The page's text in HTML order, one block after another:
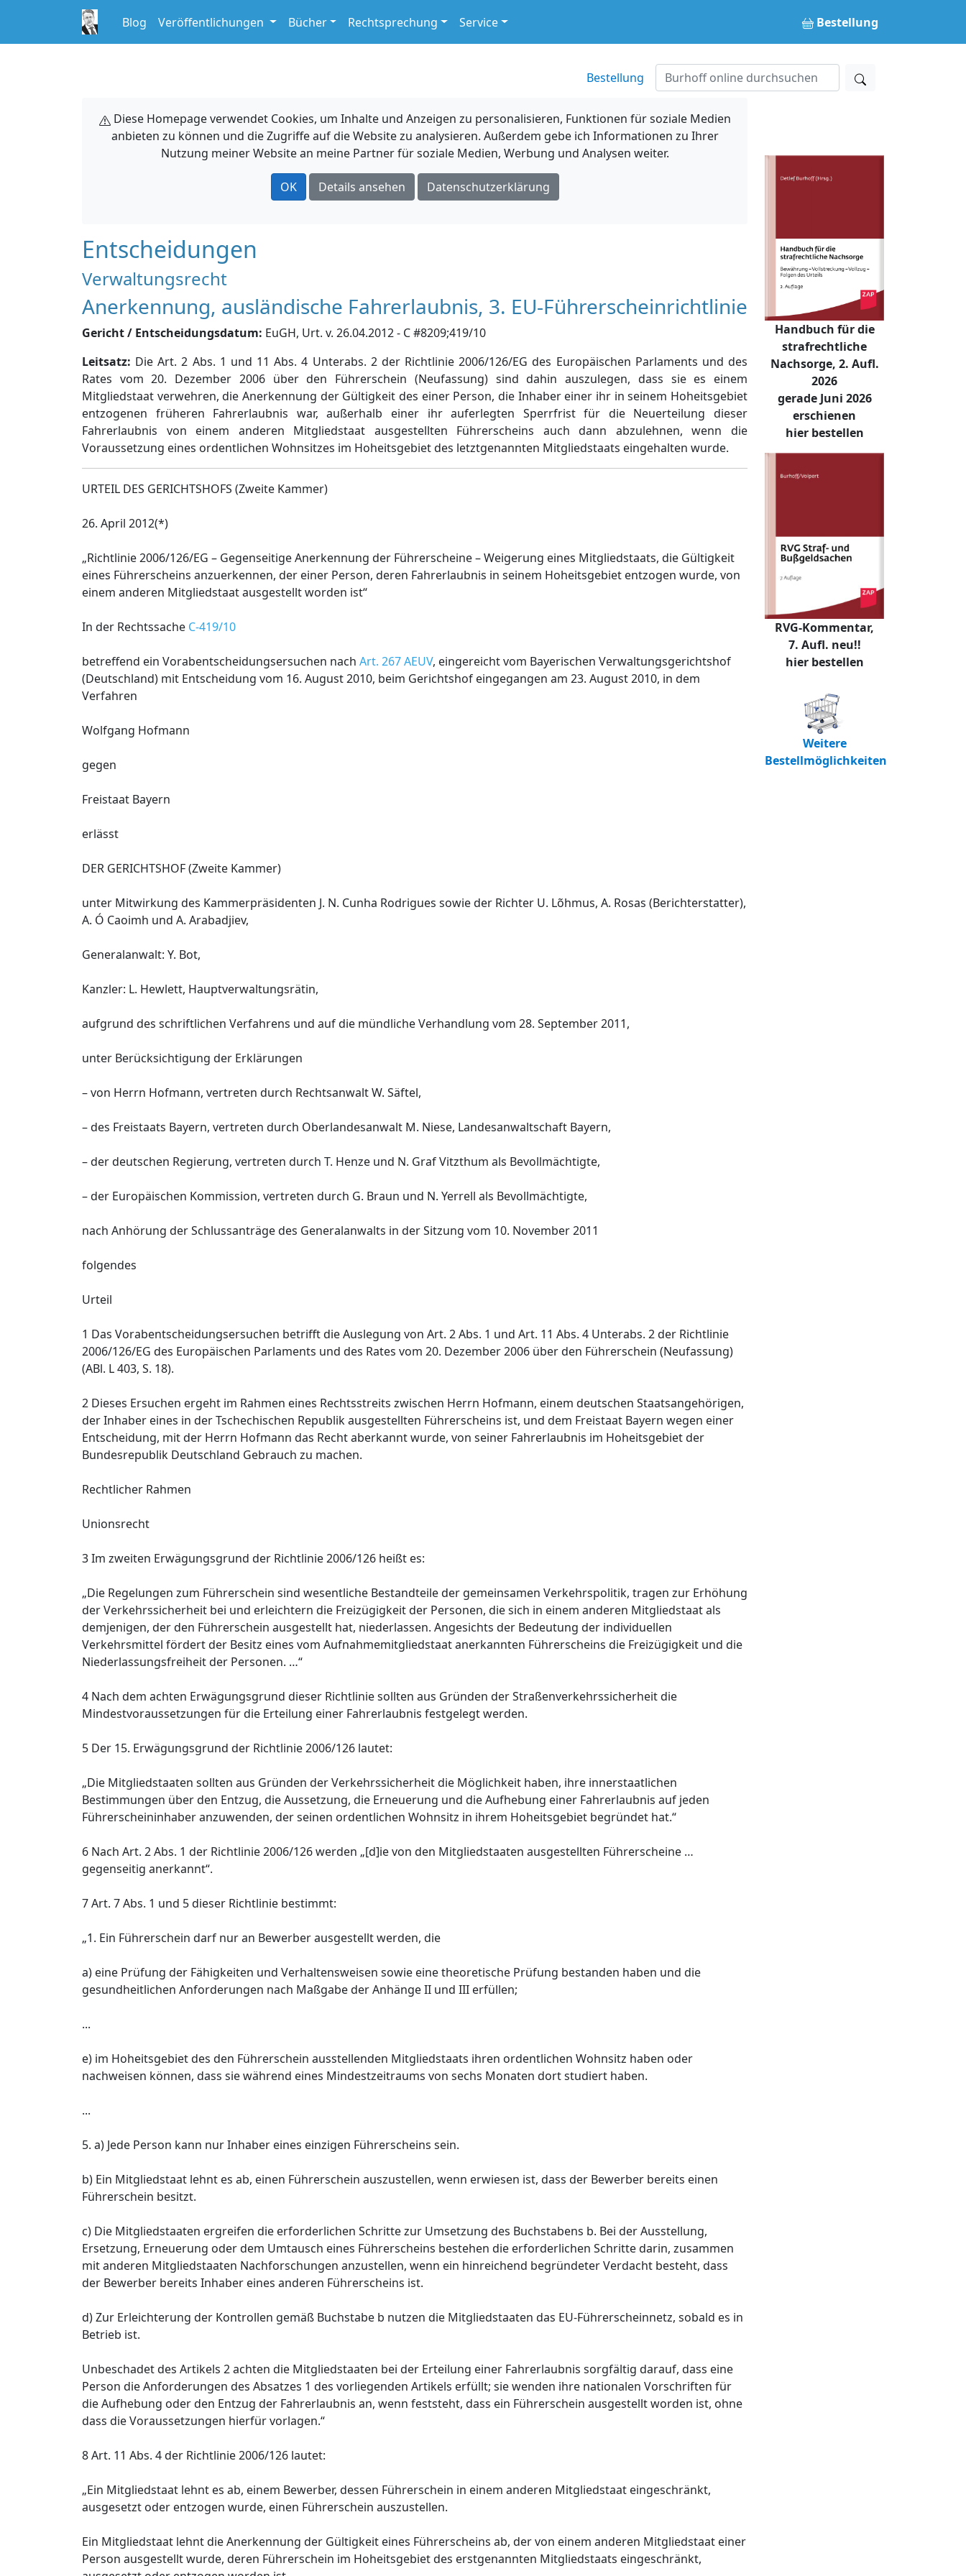
Blog Veröffentlichungen Bücher Rechtsprechung Service Bestellung
Bestellung
Diese Homepage verwendet Cookies, um Inhalte und Anzeigen zu personalisieren, Funktionen für soziale Medien
anbieten zu können und die Zugriffe auf die Website zu analysieren. Außerdem gebe ich Informationen zu Ihrer
Nutzung meiner Website an meine Partner für soziale Medien, Werbung und Analysen weiter.
OK Details ansehen Datenschutzerklärung
Entscheidungen
Verwaltungsrecht
Anerkennung, ausländische Fahrerlaubnis, 3. EU-Führerscheinrichtlinie
Gericht / Entscheidungsdatum: EuGH, Urt. v. 26.04.2012 - C #8209;419/10
Leitsatz: Die Art. 2 Abs. 1 und 11 Abs. 4 Unterabs. 2 der Richtlinie 2006/126/EG des Europäischen Parlaments und des
Rates vom 20. Dezember 2006 über den Führerschein (Neufassung) sind dahin auszulegen, dass sie es einem
Mitgliedstaat verwehren, die Anerkennung der Gültigkeit des einer Person, die Inhaber einer ihr in seinem Hoheitsgebiet
entzogenen früheren Fahrerlaubnis war, außerhalb einer ihr auferlegten Sperrfrist für die Neuerteilung dieser
Fahrerlaubnis von einem anderen Mitgliedstaat ausgestellten Führerscheins auch dann abzulehnen, wenn die
Voraussetzung eines ordentlichen Wohnsitzes im Hoheitsgebiet des letztgenannten Mitgliedstaats eingehalten wurde.
URTEIL DES GERICHTSHOFS (Zweite Kammer)
26. April 2012(*)
„Richtlinie 2006/126/EG – Gegenseitige Anerkennung der Führerscheine – Weigerung eines Mitgliedstaats, die Gültigkeit
eines Führerscheins anzuerkennen, der einer Person, deren Fahrerlaubnis in seinem Hoheitsgebiet entzogen wurde, von
einem anderen Mitgliedstaat ausgestellt worden ist“
In der Rechtssache C‑419/10
betreffend ein Vorabentscheidungsersuchen nach Art. 267 AEUV, eingereicht vom Bayerischen Verwaltungsgerichtshof
(Deutschland) mit Entscheidung vom 16. August 2010, beim Gerichtshof eingegangen am 23. August 2010, in dem
Verfahren
Wolfgang Hofmann
gegen
Freistaat Bayern
erlässt
DER GERICHTSHOF (Zweite Kammer)
unter Mitwirkung des Kammerpräsidenten J. N. Cunha Rodrigues sowie der Richter U. Lõhmus, A. Rosas (Berichterstatter),
A. Ó Caoimh und A. Arabadjiev,
Generalanwalt: Y. Bot,
Kanzler: L. Hewlett, Hauptverwaltungsrätin,
aufgrund des schriftlichen Verfahrens und auf die mündliche Verhandlung vom 28. September 2011,
unter Berücksichtigung der Erklärungen
– von Herrn Hofmann, vertreten durch Rechtsanwalt W. Säftel,
– des Freistaats Bayern, vertreten durch Oberlandesanwalt M. Niese, Landesanwaltschaft Bayern,
– der deutschen Regierung, vertreten durch T. Henze und N. Graf Vitzthum als Bevollmächtigte,
– der Europäischen Kommission, vertreten durch G. Braun und N. Yerrell als Bevollmächtigte,
nach Anhörung der Schlussanträge des Generalanwalts in der Sitzung vom 10. November 2011
folgendes
Urteil
1 Das Vorabentscheidungsersuchen betrifft die Auslegung von Art. 2 Abs. 1 und Art. 11 Abs. 4 Unterabs. 2 der Richtlinie
2006/126/EG des Europäischen Parlaments und des Rates vom 20. Dezember 2006 über den Führerschein (Neufassung)
(ABl. L 403, S. 18).
2 Dieses Ersuchen ergeht im Rahmen eines Rechtsstreits zwischen Herrn Hofmann, einem deutschen Staatsangehörigen,
der Inhaber eines in der Tschechischen Republik ausgestellten Führerscheins ist, und dem Freistaat Bayern wegen einer
Entscheidung, mit der Herrn Hofmann das Recht aberkannt wurde, von seiner Fahrerlaubnis im Hoheitsgebiet der
Bundesrepublik Deutschland Gebrauch zu machen.
Rechtlicher Rahmen
Unionsrecht
3 Im zweiten Erwägungsgrund der Richtlinie 2006/126 heißt es:
„Die Regelungen zum Führerschein sind wesentliche Bestandteile der gemeinsamen Verkehrspolitik, tragen zur Erhöhung
der Verkehrssicherheit bei und erleichtern die Freizügigkeit der Personen, die sich in einem anderen Mitgliedstaat als
demjenigen, der den Führerschein ausgestellt hat, niederlassen. Angesichts der Bedeutung der individuellen
Verkehrsmittel fördert der Besitz eines vom Aufnahmemitgliedstaat anerkannten Führerscheins die Freizügigkeit und die
Niederlassungsfreiheit der Personen. …“
4 Nach dem achten Erwägungsgrund dieser Richtlinie sollten aus Gründen der Straßenverkehrssicherheit die
Mindestvoraussetzungen für die Erteilung einer Fahrerlaubnis festgelegt werden.
5 Der 15. Erwägungsgrund der Richtlinie 2006/126 lautet:
„Die Mitgliedstaaten sollten aus Gründen der Verkehrssicherheit die Möglichkeit haben, ihre innerstaatlichen
Bestimmungen über den Entzug, die Aussetzung, die Erneuerung und die Aufhebung einer Fahrerlaubnis auf jeden
Führerscheininhaber anzuwenden, der seinen ordentlichen Wohnsitz in ihrem Hoheitsgebiet begründet hat.“
6 Nach Art. 2 Abs. 1 der Richtlinie 2006/126 werden „[d]ie von den Mitgliedstaaten ausgestellten Führerscheine …
gegenseitig anerkannt“.
7 Art. 7 Abs. 1 und 5 dieser Richtlinie bestimmt:
„1. Ein Führerschein darf nur an Bewerber ausgestellt werden, die
a) eine Prüfung der Fähigkeiten und Verhaltensweisen sowie eine theoretische Prüfung bestanden haben und die
gesundheitlichen Anforderungen nach Maßgabe der Anhänge II und III erfüllen;
...
e) im Hoheitsgebiet des den Führerschein ausstellenden Mitgliedstaats ihren ordentlichen Wohnsitz haben oder
nachweisen können, dass sie während eines Mindestzeitraums von sechs Monaten dort studiert haben.
...
5. a) Jede Person kann nur Inhaber eines einzigen Führerscheins sein.
b) Ein Mitgliedstaat lehnt es ab, einen Führerschein auszustellen, wenn erwiesen ist, dass der Bewerber bereits einen
Führerschein besitzt.
c) Die Mitgliedstaaten ergreifen die erforderlichen Schritte zur Umsetzung des Buchstabens b. Bei der Ausstellung,
Ersetzung, Erneuerung oder dem Umtausch eines Führerscheins bestehen die erforderlichen Schritte darin, zusammen
mit anderen Mitgliedstaaten Nachforschungen anzustellen, wenn ein hinreichend begründeter Verdacht besteht, dass
der Bewerber bereits Inhaber eines anderen Führerscheins ist.
d) Zur Erleichterung der Kontrollen gemäß Buchstabe b nutzen die Mitgliedstaaten das EU-Führerscheinnetz, sobald es in
Betrieb ist.
Unbeschadet des Artikels 2 achten die Mitgliedstaaten bei der Erteilung einer Fahrerlaubnis sorgfältig darauf, dass eine
Person die Anforderungen des Absatzes 1 des vorliegenden Artikels erfüllt; sie wenden ihre nationalen Vorschriften für
die Aufhebung oder den Entzug der Fahrerlaubnis an, wenn feststeht, dass ein Führerschein ausgestellt worden ist, ohne
dass die Voraussetzungen hierfür vorlagen.“
8 Art. 11 Abs. 4 der Richtlinie 2006/126 lautet:
„Ein Mitgliedstaat lehnt es ab, einem Bewerber, dessen Führerschein in einem anderen Mitgliedstaat eingeschränkt,
ausgesetzt oder entzogen wurde, einen Führerschein auszustellen.
Ein Mitgliedstaat lehnt die Anerkennung der Gültigkeit eines Führerscheins ab, der von einem anderen Mitgliedstaat einer
Person ausgestellt wurde, deren Führerschein im Hoheitsgebiet des erstgenannten Mitgliedstaats eingeschränkt,
Handbuch für die
strafrechtliche
Nachsorge, 2. Aufl.
2026
gerade Juni 2026
erschienen
hier bestellen
RVG-Kommentar,
7. Aufl. neu!!
hier bestellen
Weitere
Bestellmöglichkeiten